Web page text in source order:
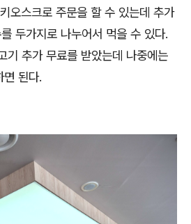
오스크로 주문을 할 수 있는데 추가
두가지로 나누어서 먹을 수 있다.
기 추가 무료를 받았는데 나중에는
면 된다.